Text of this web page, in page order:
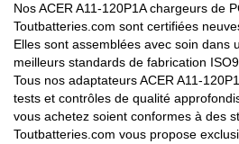
Nos ACER A11-120P1A chargeurs de
Toutbatteries.com sont certifiées
Elles sont assemblées avec soin dans
meilleurs standards de fabrication
Tous nos adaptateurs ACER A11-
tests et contrôles de qualité
vous achetez soient conformes à des
Toutbatteries.com vous propose